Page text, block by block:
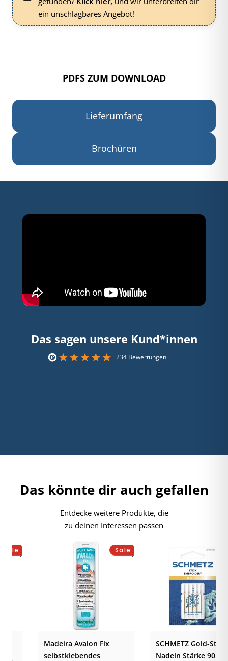
ein unschlagbares Angebot!
PDFS ZUM DOWNLOAD
Lieferumfang
Brochüren
Das sagen unsere Kund*innen
234 Bewertungen
Das könnte dir auch gefallen
Entdecke weitere Produkte, die
zu deinen Interessen passen
Sale Sale
Madeira Avalon Fix
selbstklebendes
SCHMETZ Gold-Stick
Nadeln Stärke 90